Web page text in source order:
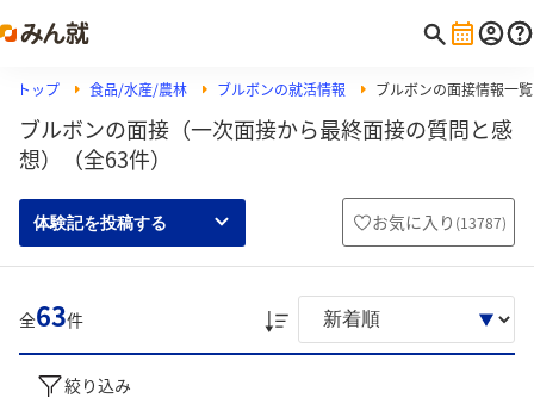
トップ 食品/水産/農林 ブルボンの就活情報 ブルボンの面接情報一覧
ブルボンの面接（一次面接から最終面接の質問と感
想）（全63件）
体験記を投稿する お気に入り (13787)
全63件
絞り込み